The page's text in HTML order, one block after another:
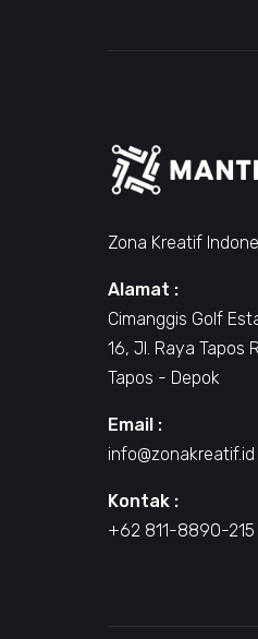
Zona Kreatif
Alamat :
Cimanggis Golf
16, Jl. Raya Tapos
Tapos - Depok
Email :
info@zonakreatif.id
Kontak :
+62 811-8890-215